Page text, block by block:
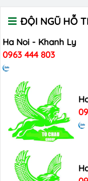
ĐỘI NGŨ HỖ
Ha Noi - Khanh Ly
0963 444 803